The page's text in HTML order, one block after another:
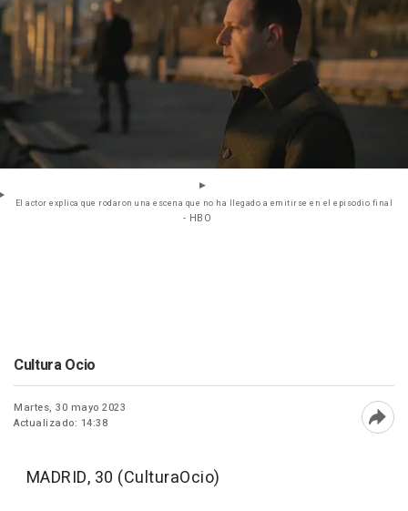
El actor explica que rodaron una escena que no ha llegado a emitirse en el episodio final
- HBO
Cultura Ocio
Martes, 30 mayo 2023
Actualizado: 14:38
MADRID, 30 (CulturaOcio)